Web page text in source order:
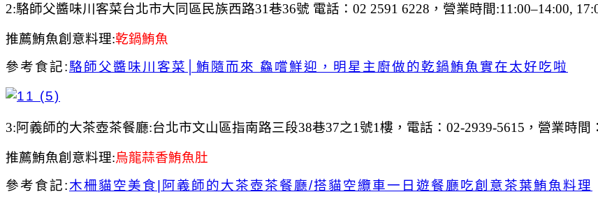
2:駱師父醬味川客菜台北市大同區民族西路31巷36號 電話：02 2591 6228，營業時間:11:00–14:00,
推薦鮪魚創意料理:乾鍋鮪魚
參考食記:駱師父醬味川客菜│鮪隨而來 鱻嚐鮮迎，明星主廚做的乾鍋鮪魚實在太好吃啦
3:阿義師的大茶壺茶餐廳:台北市文山區指南路三段38巷37之1號1樓， 電話：02-2939-5615， 營業時間
推薦鮪魚創意料理:烏龍蒜香鮪魚肚
參考食記:木柵貓空美食| 阿義師的大茶壺茶餐廳/搭貓空纜車一日遊餐廳吃創意茶葉鮪魚料理